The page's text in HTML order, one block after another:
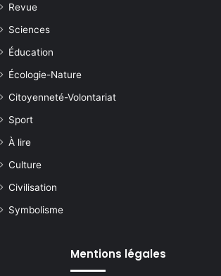
Revue
Sciences
Éducation
Écologie-Nature
Citoyenneté-Volontariat
Sport
À lire
Culture
Civilisation
Symbolisme
Mentions légales